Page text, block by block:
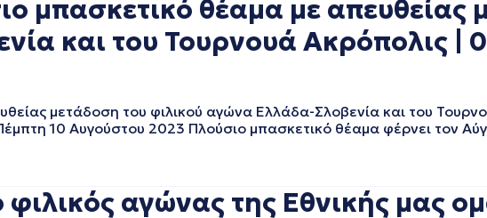
μπασκετικό θέαμα με απευθείας
και του Τουρνουά Ακρόπολις |
μετάδοση του φιλικού αγώνα Ελλάδα-Σλοβενία και του
10 Αυγούστου 2023 Πλούσιο μπασκετικό θέαμα φέρνει τον
αγώνας της Εθνικής μας